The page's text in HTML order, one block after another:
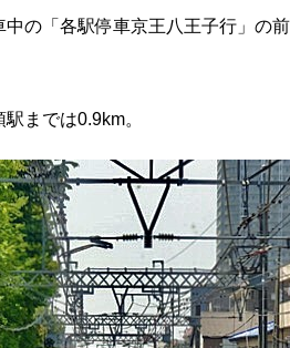
の「各駅停車京王八王子行」の
までは0.9km。